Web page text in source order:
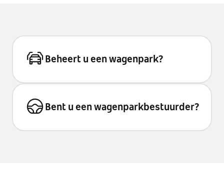
Beheert u een wagenpark?
Bent u een wagenparkbestuurder?